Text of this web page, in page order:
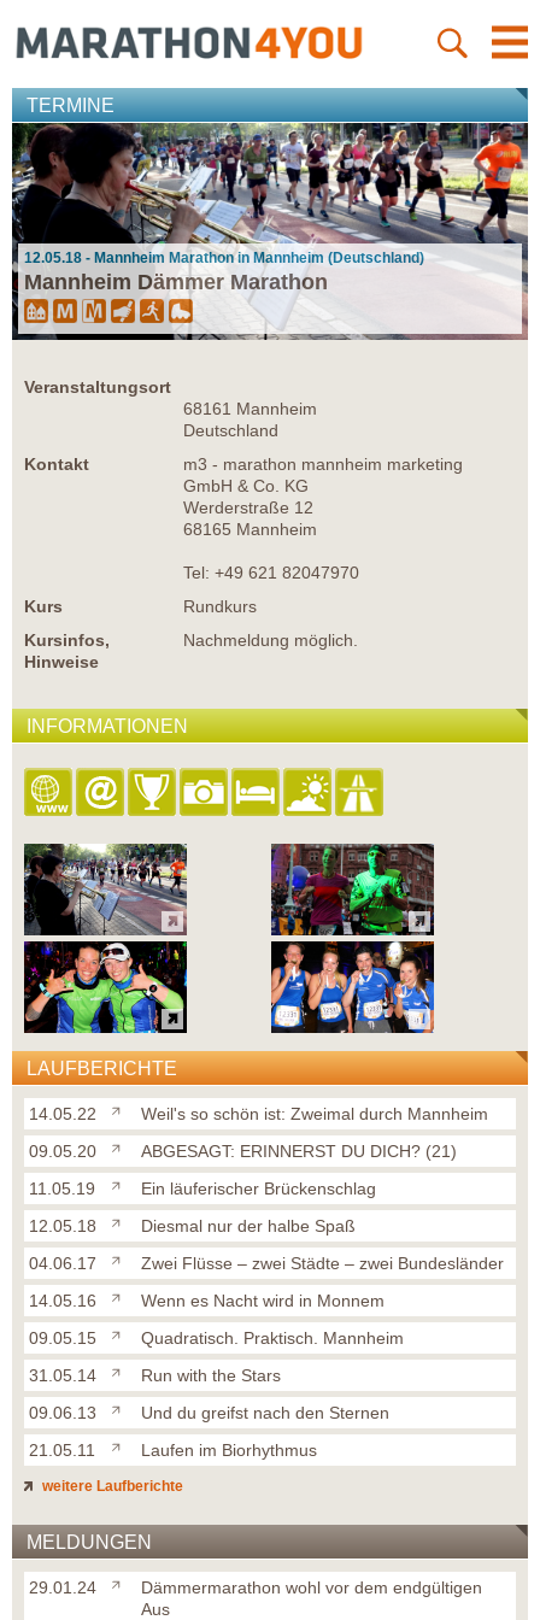
TERMINE
12.05.18 - Mannheim Marathon in Mannheim (Deutschland)
Mannheim Dämmer Marathon
Veranstaltungsort
68161 Mannheim
Deutschland
Kontakt
m3 - marathon mannheim marketing
GmbH & Co. KG
Werderstraße 12
68165 Mannheim
Tel: +49 621 82047970
Kurs
Rundkurs
Kursinfos,
Hinweise
Nachmeldung möglich.
INFORMATIONEN
LAUFBERICHTE
14.05.22
Weil's so schön ist: Zweimal durch Mannheim
09.05.20
ABGESAGT: ERINNERST DU DICH? (21)
11.05.19
Ein läuferischer Brückenschlag
12.05.18
Diesmal nur der halbe Spaß
04.06.17
Zwei Flüsse – zwei Städte – zwei Bundesländer
14.05.16
Wenn es Nacht wird in Monnem
09.05.15
Quadratisch. Praktisch. Mannheim
31.05.14
Run with the Stars
09.06.13
Und du greifst nach den Sternen
21.05.11
Laufen im Biorhythmus
weitere Laufberichte
MELDUNGEN
29.01.24
Dämmermarathon wohl vor dem endgültigen
Aus